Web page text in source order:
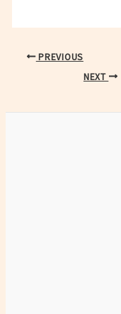
PostPREVIOUS
NEXT